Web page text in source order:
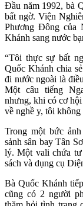
Đầu năm 1992, bà
bất ngờ. Viện
Phương Đông của
Khánh sang nước
“Tôi thực sự bất
Quốc Khánh chia
đi nước ngoài là
Một câu tiếng
nhưng, khi có cơ
về nghề y, tôi
Trong một bức
sảnh sân bay Tân
lý. Một vali chứa tư
sách và dụng cụ
Bà Quốc Khánh
cũng có 2 người